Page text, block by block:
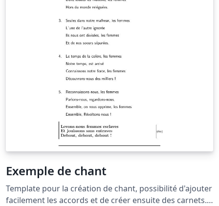
Exemple de chant
Template pour la création de chant, possibilité d'ajouter
facilement les accords et de créer ensuite des carnets.